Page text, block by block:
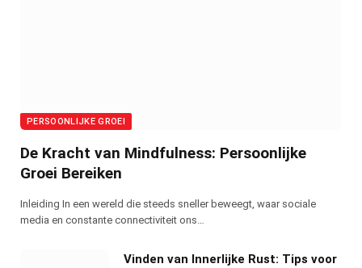
PERSOONLIJKE GROEI
De Kracht van Mindfulness: Persoonlijke
Groei Bereiken
Inleiding In een wereld die steeds sneller beweegt, waar sociale
media en constante connectiviteit ons…
Vinden van Innerlijke Rust: Tips voor